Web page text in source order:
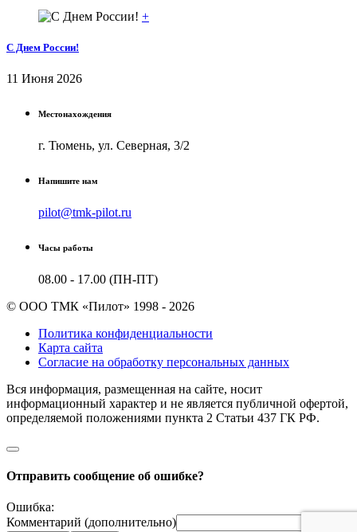
+
С Днем России!
11 Июня 2026
Местонахождения
г. Тюмень, ул. Северная, 3/2
Напишите нам
pilot@tmk-pilot.ru
Часы работы
08.00 - 17.00 (ПН-ПТ)
© ООО ТМК «Пилот» 1998 - 2026
Политика конфиденциальности
Карта сайта
Согласие на обработку персональных данных
Вся информация, размещенная на сайте, носит
информационный характер и не является публичной офертой,
определяемой положениями пункта 2 Cтатьи 437 ГК РФ.
Отправить сообщение об ошибке?
Ошибка:
Комментарий (дополнительно)